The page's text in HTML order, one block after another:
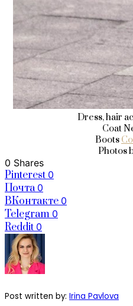
Dress, hair
Coat
Boots
Photos
0 Shares
Pinterest 0
Почта 0
ВКонтакте 0
Telegram 0
Reddit 0
Post written by: Irina Pavlova